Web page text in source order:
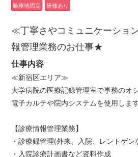
勤務地固定
研修あり
≪丁寧さやコミュニケーショ
報管理業務のお仕事★
仕事内容
≪新宿区エリア≫
大学病院の医療記録管理室で事務のオ
電子カルテや院内システムを使用します
【診療情報管理業務】
・診療録管理(外来、入院、レントゲン
・入院診療計画書など資料作成